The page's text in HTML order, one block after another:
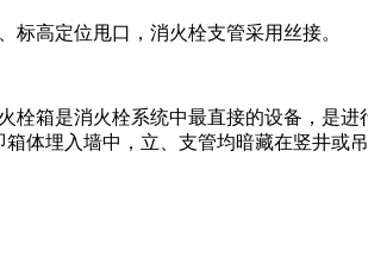
标高定位甩口，消火栓支管采用丝接。
栓箱是消火栓系统中最直接的设备，是
体埋入墙中，立、支管均暗藏在竖井或